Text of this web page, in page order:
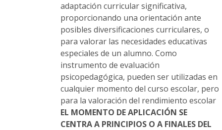
adaptación curricular significativa,
proporcionando una orientación ante
posibles diversificaciones curriculares, o
para valorar las necesidades educativas
especiales de un alumno. Como
instrumento de evaluación
psicopedagógica, pueden ser utilizadas en
cualquier momento del curso escolar, pero
para la valoración del rendimiento escolar
EL MOMENTO DE APLICACIÓN SE
CENTRA A PRINCIPIOS O A FINALES DEL